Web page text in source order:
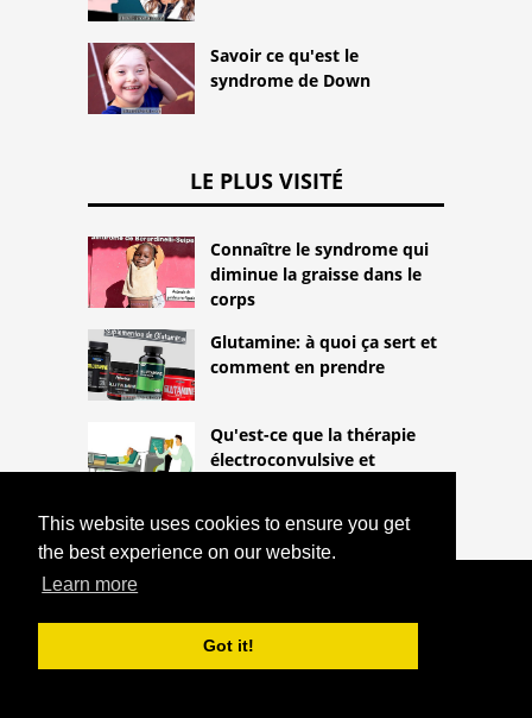
This website uses cookies to ensure you get
the best experience on our website.
Learn more
Got it!
Savoir ce qu'est le
syndrome de Down
LE PLUS VISITÉ
Connaître le syndrome qui
diminue la graisse dans le
corps
Glutamine: à quoi ça sert et
comment en prendre
Qu'est-ce que la thérapie
électroconvulsive et
HTTPS://THELIGHTLIFEBLOG.COM
SYMPTÔMES ET TRAITEMENT DE LA